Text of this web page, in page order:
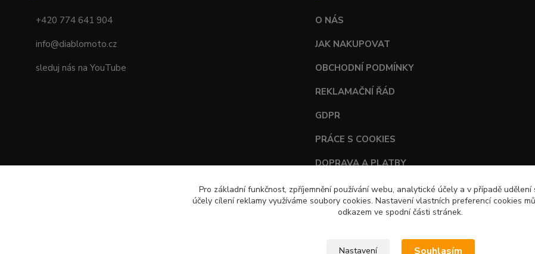
+420 774 641 904
info@diablomoto.cz
sleduj nás na YouTube
O NÁS
JAK NAKUPOVAT
OBCHODNÍ PODMÍNKY
REKLAMAČNÍ ŘÁD
GDPR
PRÁCE S COOKIES
DOPRAVA A PLATBY
TABULKY VELIKOSTÍ
Pro základní funkčnost, zpříjemnění používání webu, analytické účely a v případě
účely cílení reklamy využíváme soubory cookies. Nastavení vlastních preferencí cookies
odkazem ve spodní části stránek.
Nastavení Souhlasím